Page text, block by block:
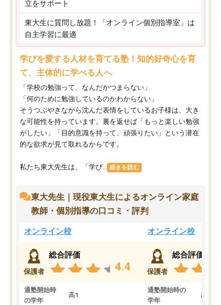
立をサポート
東大生に質問し放題！「オンライン個別指導室」は
自主学習に最適
学びを愛する人材を育てる塾！知的好奇心を育
て、主体的に学べる人へ
「学校の勉強って、なんだかつまらない」
「何のために勉強しているのかわからない」
そうつぶやきながら沈んだ表情をしているお子様は、大き
な可能性を持っています。裏を返せば「もっと楽しい勉強
がしたい」「目的意識を持って、頑張りたい」という潜在
的な欲求が見て取れるからです。
私たち東大先生は、「学び... 続きを読む
東大先生｜現役東大生によるオンライン家庭
教師・個別指導の口コミ・評判
オンライン校
保護者
総合評価
4.4
通塾開始時
の学年
高1
オンライン校
保護者
総合評価
通塾開始時の
学年
高3